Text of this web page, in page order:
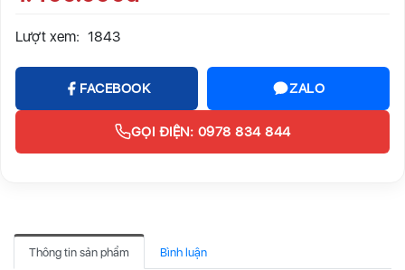
Lượt xem: 1843
FACEBOOK ZALO
GỌI ĐIỆN: 0978 834 844
Thông tin sản phẩm Bình luận